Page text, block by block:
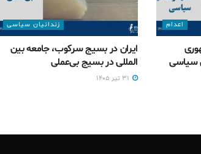
اعدام
سیاسی
زندانیان سیاسی
ایران در بسیج سرکوب، جامعه بین
المللی در بسیج بی‌‌عملی